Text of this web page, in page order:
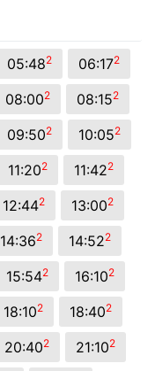
05:482 06:172
08:002 08:152
09:502 10:052
11:202 11:422
12:442 13:002
14:362 14:522
15:542 16:102
18:102 18:402
20:402 21:102